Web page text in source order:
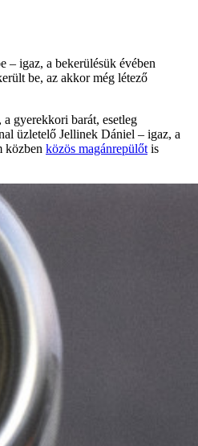
– igaz, a bekerülésük évében
be, az akkor még létező
gyerekkori barát, esetleg
üzletelő Jellinek Dániel – igaz, a
közben közös magánrepülőt is